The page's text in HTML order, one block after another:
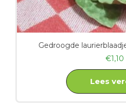
Gedroogde
€1,10
Lees